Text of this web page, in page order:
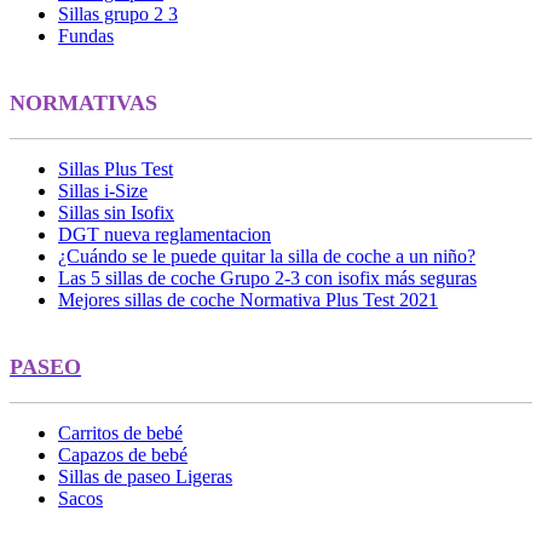
Sillas grupo 2 3
Fundas
NORMATIVAS
Sillas Plus Test
Sillas i-Size
Sillas sin Isofix
DGT nueva reglamentacion
¿Cuándo se le puede quitar la silla de coche a un niño?
Las 5 sillas de coche Grupo 2-3 con isofix más seguras
Mejores sillas de coche Normativa Plus Test 2021
PASEO
Carritos de bebé
Capazos de bebé
Sillas de paseo Ligeras
Sacos